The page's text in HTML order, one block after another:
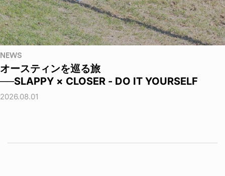
NEWS
オースティンを巡る旅
──SLAPPY × CLOSER - DO IT YOURSELF
2026.08.01